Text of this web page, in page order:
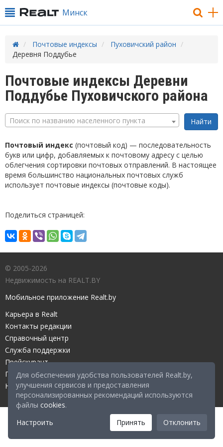
Для обеспечения удобства пользователей Realt.by,
улучшения сервисов и предоставления
персонализированных рекомендаций используются
файлы cookies.
Настроить
Принять Отклонить
Минск
Почтовые индексы
Пуховичский район
Деревня Поддубье
Почтовые индексы Деревни
Поддубье Пуховичского района
Поиск по названию населенного пункта
Почтовый индекс (почтовый код) — последовательность
букв или цифр, добавляемых к почтовому адресу с целью
облегчения сортировки почтовых отправлений. В настоящее
время большинство национальных почтовых служб
использует почтовые индексы (почтовые коды).
Поделиться страницей:
© 2005-2026
Недвижимость на REALT.BY
Мобильное приложение Realt.by
Карьера в Realt
Контакты редакции
Справочный центр
Служба поддержки
Прейскурант
Правовые документы
Настройка файлов cookies